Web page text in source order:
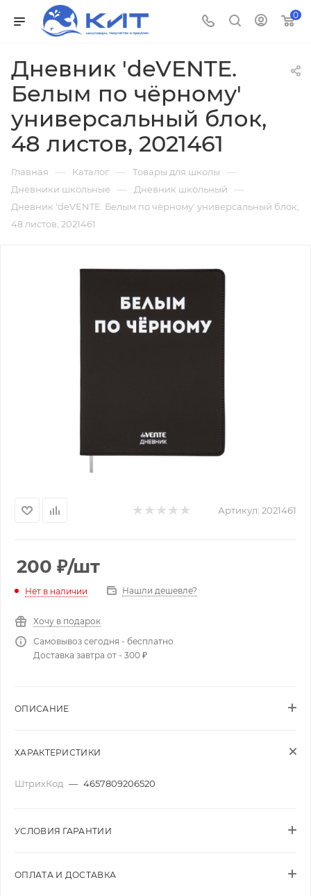
0
Дневник 'deVENTE.
Белым по чёрному'
универсальный блок,
48 листов, 2021461
Главная — Каталог — Товары для школы —
Дневники школьные — Дневник школьный —
Дневник 'deVENTE. Белым по чёрному' универсальный блок,
48 листов, 2021461
Артикул: 2021461
200 ₽/шт
Нет в наличии Нашли дешевле?
Хочу в подарок
Самовывоз сегодня - бесплатно
Доставка завтра от - 300 ₽
ОПИСАНИЕ
ХАРАКТЕРИСТИКИ
ШтрихКод — 4657809206520
УСЛОВИЯ ГАРАНТИИ
ОПЛАТА И ДОСТАВКА